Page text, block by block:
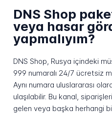
DNS Shop
veya hasar
yapmalıyım?
DNS Shop, Rusya içindeki
999 numaralı 24/7 ücretsiz
Aynı numara uluslararası
ulaşılabilir. Bu kanal,
gelen veya başka herhangi